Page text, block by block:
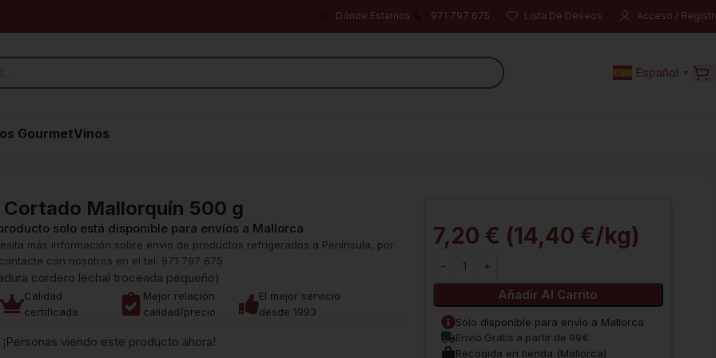
Dónde Estamos 971 797 675 Lista De Deseos Acceso /
Español ▼
GourmetVinos
Mallorquín 500 g
solo está disponible para envíos a Mallorca
más información sobre envío de productos refrigerados a Península, por
con nosotros en el tel. 971 797 675
cordero lechal troceada pequeño)
Calidad
certificada
Mejor relación
calidad/precio
El mejor servicio
desde 1993
¡Personas viendo este producto ahora!
7,20 € (14,40 €/kg)
Añadir Al Carrito
Solo disponible para envío a Mallorca
Envío Gratis a partir de 99€
Recogida en tienda (Mallorca)